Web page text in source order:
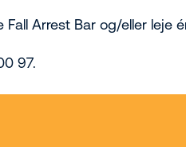
Fall Arrest Bar og/eller leje
97.